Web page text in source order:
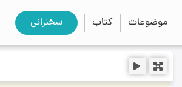
موضوعات کتاب سخنرانی